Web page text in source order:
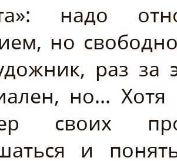
надо
но
раз за
но...
своих
и